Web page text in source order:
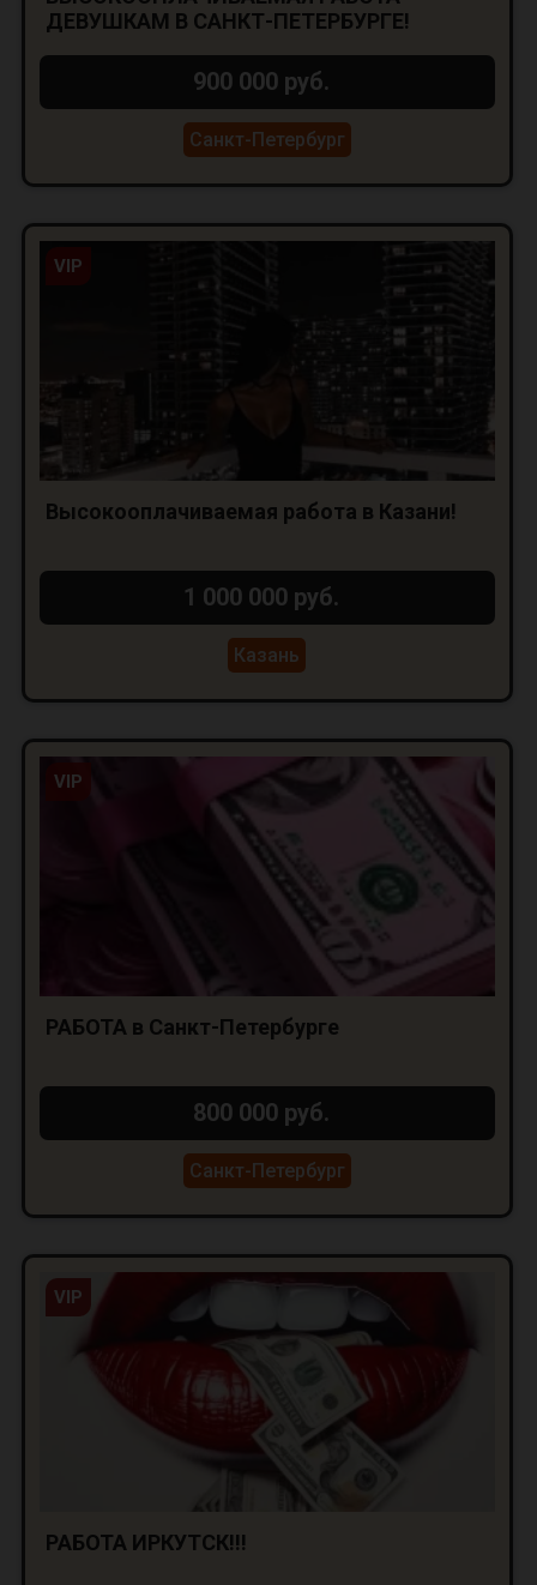
ДЕВУШКАМ В САНКТ-ПЕТЕРБУРГЕ!
900 000 руб.
Санкт-Петербург
VIP
Высокооплачиваемая работа в Казани!
1 000 000 руб.
Казань
VIP
РАБОТА в Санкт-Петербурге
800 000 руб.
Санкт-Петербург
VIP
РАБОТА ИРКУТСК!!!